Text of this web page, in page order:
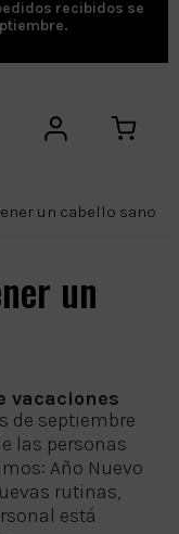
recibidos se
un cabello sano
un
vacaciones
de septiembre
las personas
Año Nuevo
rutinas,
está